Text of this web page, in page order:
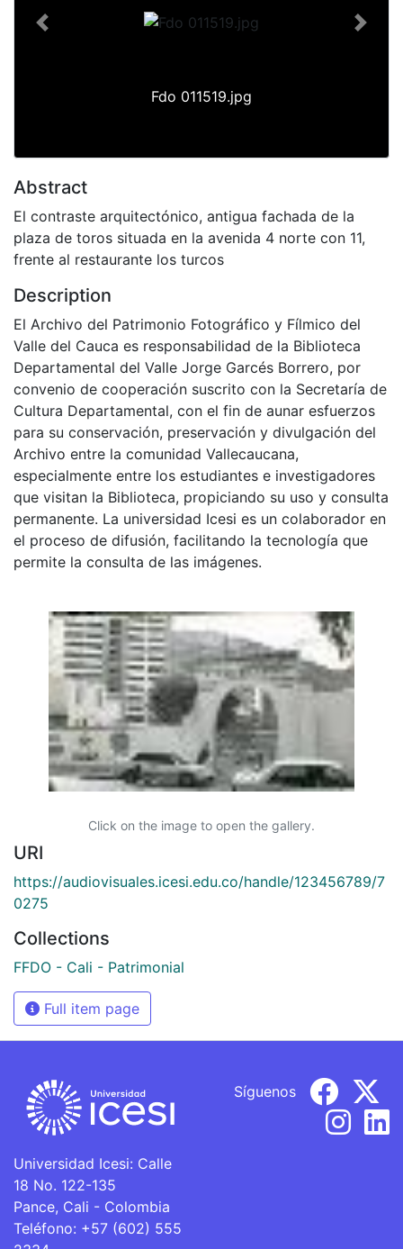
Fdo 011519.jpg
Previous Next
Abstract
El contraste arquitectónico, antigua fachada de la
plaza de toros situada en la avenida 4 norte con 11,
frente al restaurante los turcos
Description
El Archivo del Patrimonio Fotográfico y Fílmico del
Valle del Cauca es responsabilidad de la Biblioteca
Departamental del Valle Jorge Garcés Borrero, por
convenio de cooperación suscrito con la Secretaría de
Cultura Departamental, con el fin de aunar esfuerzos
para su conservación, preservación y divulgación del
Archivo entre la comunidad Vallecaucana,
especialmente entre los estudiantes e investigadores
que visitan la Biblioteca, propiciando su uso y consulta
permanente. La universidad Icesi es un colaborador en
el proceso de difusión, facilitando la tecnología que
permite la consulta de las imágenes.
Click on the image to open the gallery.
URI
https://audiovisuales.icesi.edu.co/handle/123456789/7
0275
Collections
FFDO - Cali - Patrimonial
Full item page
Universidad Icesi: Calle
18 No. 122-135
Pance, Cali - Colombia
Teléfono: +57 (602) 555
Síguenos